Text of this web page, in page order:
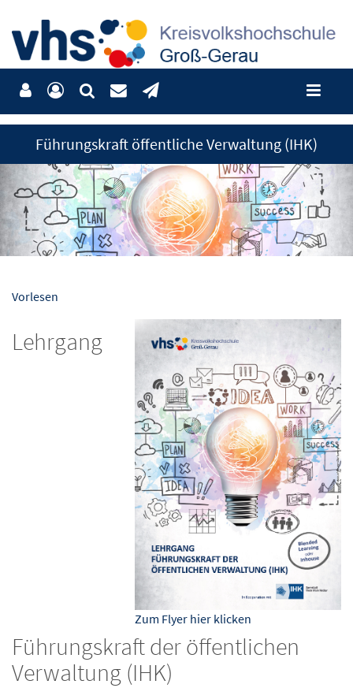
Führungskraft öffentliche Verwaltung (IHK)
Vorlesen
Zum Flyer hier klicken
Lehrgang
Führungskraft der öffentlichen
Verwaltung (IHK)